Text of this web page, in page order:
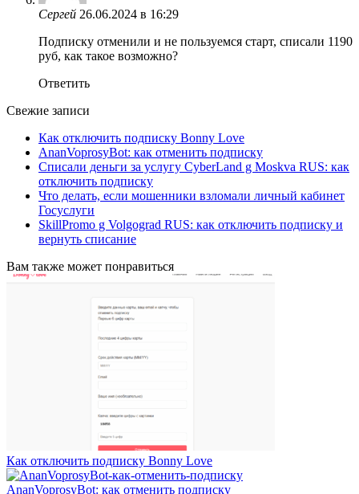
Сергей 26.06.2024 в 16:29
Подписку отменили и не пользуемся старт, списали 1190
руб, как такое возможно?
Ответить
Свежие записи
Как отключить подписку Bonny Love
AnanVoprosyBot: как отменить подписку
Списали деньги за услугу CyberLand g Moskva RUS: как
отключить подписку
Что делать, если мошенники взломали личный кабинет
Госуслуги
SkillPromo g Volgograd RUS: как отключить подписку и
вернуть списание
Вам также может понравиться
Как отключить подписку Bonny Love
AnanVoprosyBot: как отменить подписку